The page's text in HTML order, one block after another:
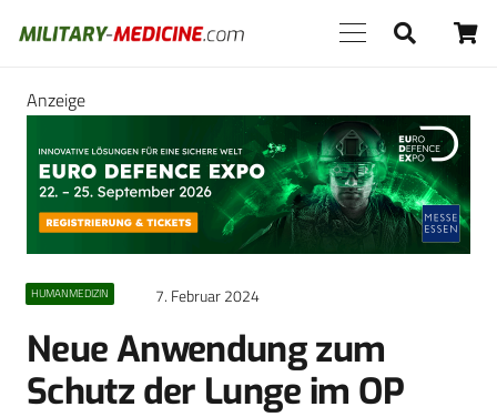
Anzeige
HUMANMEDIZIN 7. Februar 2024
Neue Anwendung zum
Schutz der Lunge im OP